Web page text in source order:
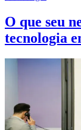
O que seu
tecnologia